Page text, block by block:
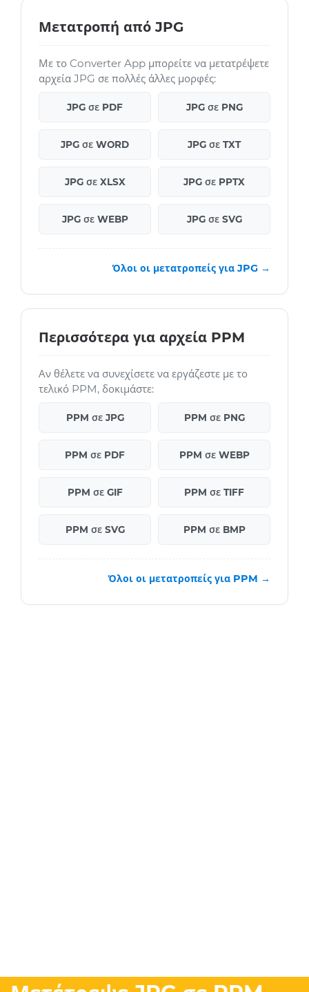
Μετατροπή από JPG
Με το Converter App μπορείτε να μετατρέψετε
αρχεία JPG σε πολλές άλλες μορφές:
JPG σε PDF JPG σε PNG
JPG σε WORD JPG σε TXT
JPG σε XLSX JPG σε PPTX
JPG σε WEBP JPG σε SVG
Όλοι οι μετατροπείς για JPG →
Περισσότερα για αρχεία PPM
Αν θέλετε να συνεχίσετε να εργάζεστε με το
τελικό PPM, δοκιμάστε:
PPM σε JPG PPM σε PNG
PPM σε PDF PPM σε WEBP
PPM σε GIF PPM σε TIFF
PPM σε SVG PPM σε BMP
Όλοι οι μετατροπείς για PPM →